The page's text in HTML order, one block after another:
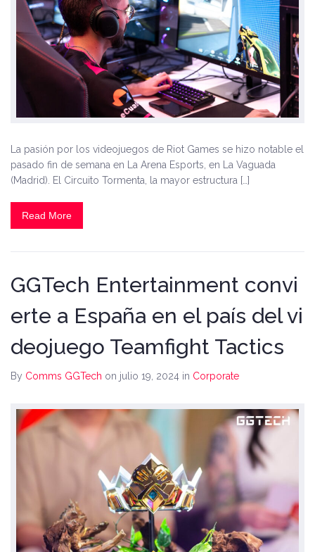
La pasión por los videojuegos de Riot Games se hizo notable el
pasado fin de semana en La Arena Esports, en La Vaguada
(Madrid). El Circuito Tormenta, la mayor estructura […]
Read More
GGTech Entertainment convi
erte a España en el país del vi
deojuego Teamfight Tactics
By Comms GGTech on julio 19, 2024 in Corporate